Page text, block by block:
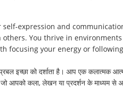
expression and
You thrive in
focusing your energy or
इच्छा को दर्शाता है। आप एक कलात्मक
कला, लेखन या प्रदर्शन के माध्यम से